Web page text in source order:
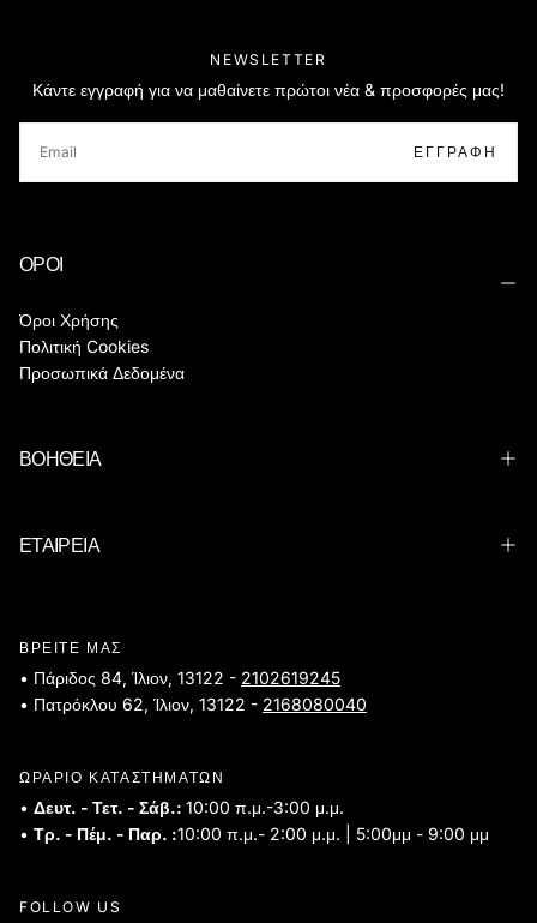
NEWSLETTER
Κάντε εγγραφή για να μαθαίνετε πρώτοι νέα & προσφορές μας!
ΕΓΓΡΑΦΉ
ΟΡΟΙ
Όροι Χρήσης
Πολιτική Cookies
Προσωπικά Δεδομένα
ΒΟΗΘΕΙΑ
ΕΤΑΙΡΕΙΑ
ΒΡΕΙΤΕ ΜΑΣ
• Πάριδος 84, Ίλιον, 13122 - 2102619245
• Πατρόκλου 62, Ίλιον, 13122 - 2168080040
ΩΡΑΡΙΟ ΚΑΤΑΣΤΗΜΑΤΩΝ
• Δευτ. - Τετ. - Σάβ.: 10:00 π.μ.-3:00 μ.μ.
• Τρ. - Πέμ. - Παρ. :10:00 π.μ.- 2:00 μ.μ. | 5:00μμ - 9:00 μμ
FOLLOW US